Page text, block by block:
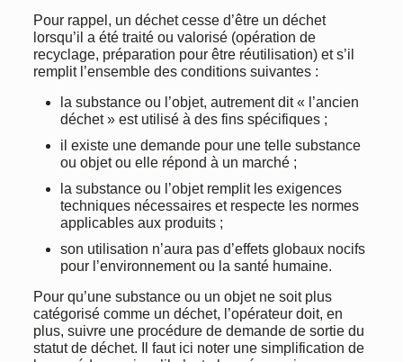
Pour rappel, un déchet cesse d’être un déchet
lorsqu’il a été traité ou valorisé (opération de
recyclage, préparation pour être réutilisation) et s’il
remplit l’ensemble des conditions suivantes :
la substance ou l’objet, autrement dit « l’ancien
déchet » est utilisé à des fins spécifiques ;
il existe une demande pour une telle substance
ou objet ou elle répond à un marché ;
la substance ou l’objet remplit les exigences
techniques nécessaires et respecte les normes
applicables aux produits ;
son utilisation n’aura pas d’effets globaux nocifs
pour l’environnement ou la santé humaine.
Pour qu’une substance ou un objet ne soit plus
catégorisé comme un déchet, l’opérateur doit, en
plus, suivre une procédure de demande de sortie du
statut de déchet. Il faut ici noter une simplification de